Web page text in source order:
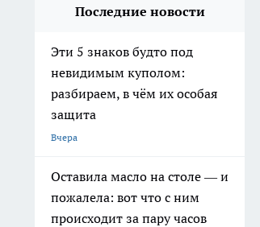
Последние новости
Эти 5 знаков будто под
невидимым куполом:
разбираем, в чём их особая
защита
Вчера
Оставила масло на столе — и
пожалела: вот что с ним
происходит за пару часов